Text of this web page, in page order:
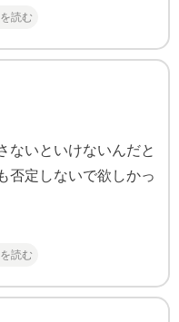
読む
ないといけないんだと
否定しないで欲しかっ
読む